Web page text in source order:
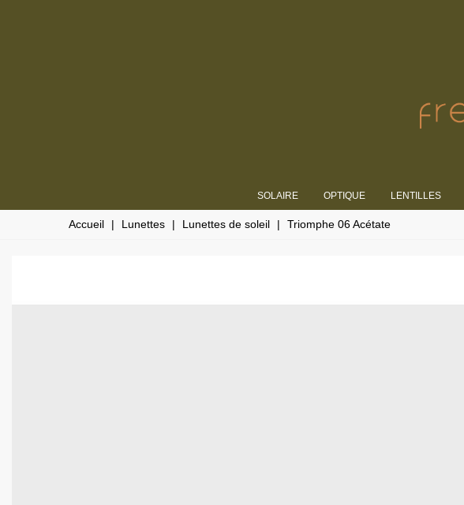
SOLAIRE OPTIQUE LENTILLES
Accueil | Lunettes | Lunettes de soleil | Triomphe 06 Acétate